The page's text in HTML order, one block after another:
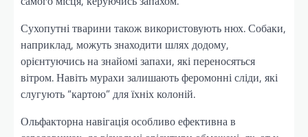
Сухопутні тварини також використовують нюх. Собаки,
наприклад, можуть знаходити шлях додому,
орієнтуючись на знайомі запахи, які переносяться
вітром. Навіть мурахи залишають феромонні сліди, які
слугують “картою” для їхніх колоній.
Ольфакторна навігація особливо ефективна в